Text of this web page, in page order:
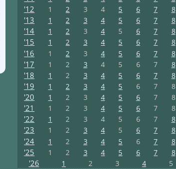
'12 1 2 3 4 5 6 7 8
'13 1 2 3 4 5 6 7 8
'14 1 2 3 4 5 6 7 8
'15 1 2 3 4 5 6 7 8
'16 1 2 3 4 5 6 7 8
'17 1 2 3 4 5 6 7 8
'18 1 2 3 4 5 6 7 8
'19 1 2 3 4 5 6 7 8
'20 1 2 3 4 5 6 7 8
'21 1 2 3 4 5 6 7 8
'22 1 2 3 4 5 6 7 8
'23 1 2 3 4 5 6 7 8
'24 1 2 3 4 5 6 7 8
'25 1 2 3 4 5 6 7 8
'26 1 2 3 4 5